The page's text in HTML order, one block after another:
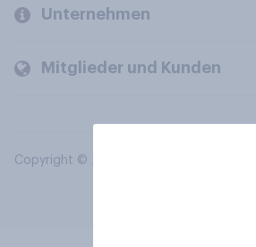
Unternehmen
Mitglieder und Kunden
Copyright © 2026 YouGov PLC. Alle